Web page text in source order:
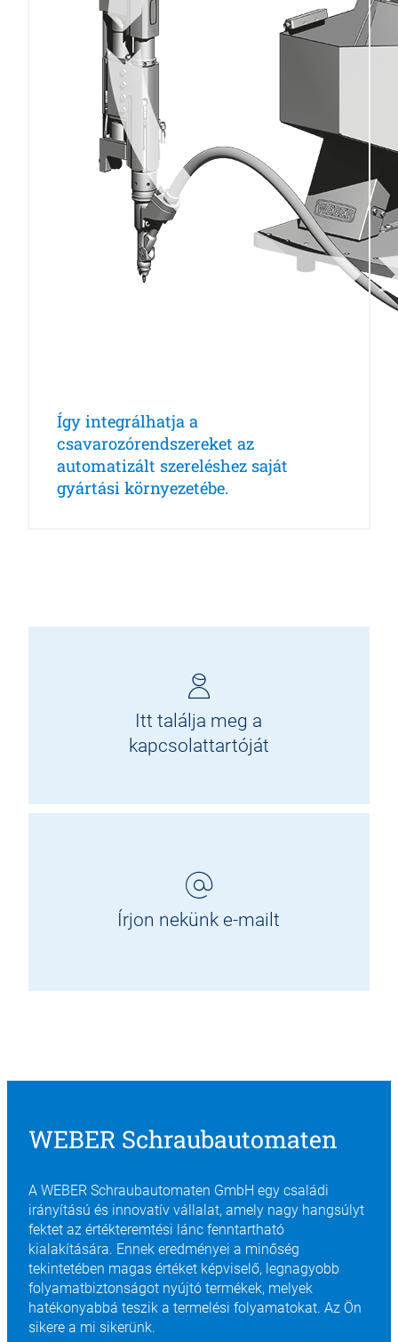
Így integrálhatja a
csavarozórendszereket az
automatizált szereléshez saját
gyártási környezetébe.
Itt találja meg a
kapcsolattartóját
Írjon nekünk e-mailt
WEBER Schraubautomaten
A WEBER Schraubautomaten GmbH egy családi
irányítású és innovatív vállalat, amely nagy hangsúlyt
fektet az értékteremtési lánc fenntartható
kialakítására. Ennek eredményei a minőség
tekintetében magas értéket képviselő, legnagyobb
folyamatbiztonságot nyújtó termékek, melyek
hatékonyabbá teszik a termelési folyamatokat. Az Ön
sikere a mi sikerünk.